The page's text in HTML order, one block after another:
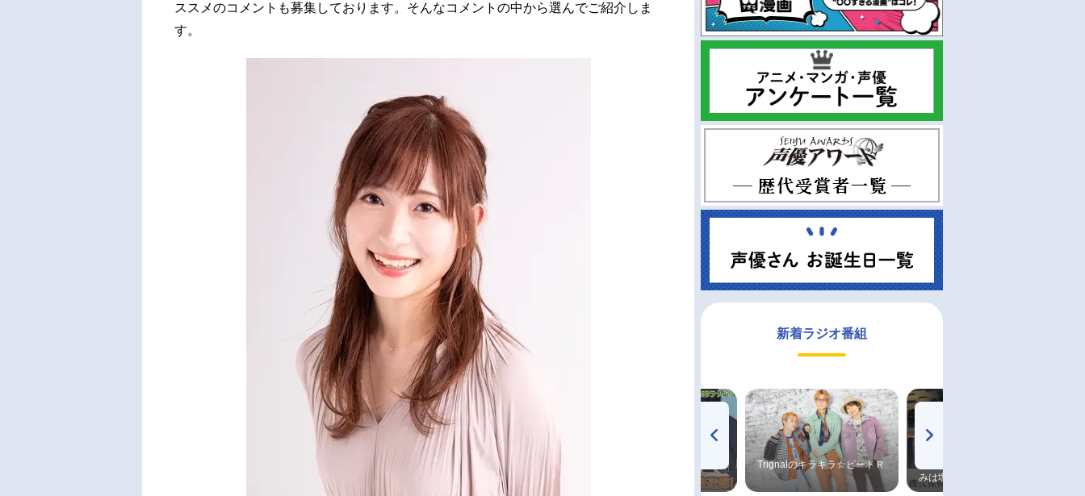
ススメのコメントも募集しております。そんなコメントの中から選んでご紹介しま
す。
新着ラジオ番組
TVアニメ『戦隊大失格』
radio 大直会 2nd season
Trignalのキラキラ☆ビートＲ
みは塩だけ